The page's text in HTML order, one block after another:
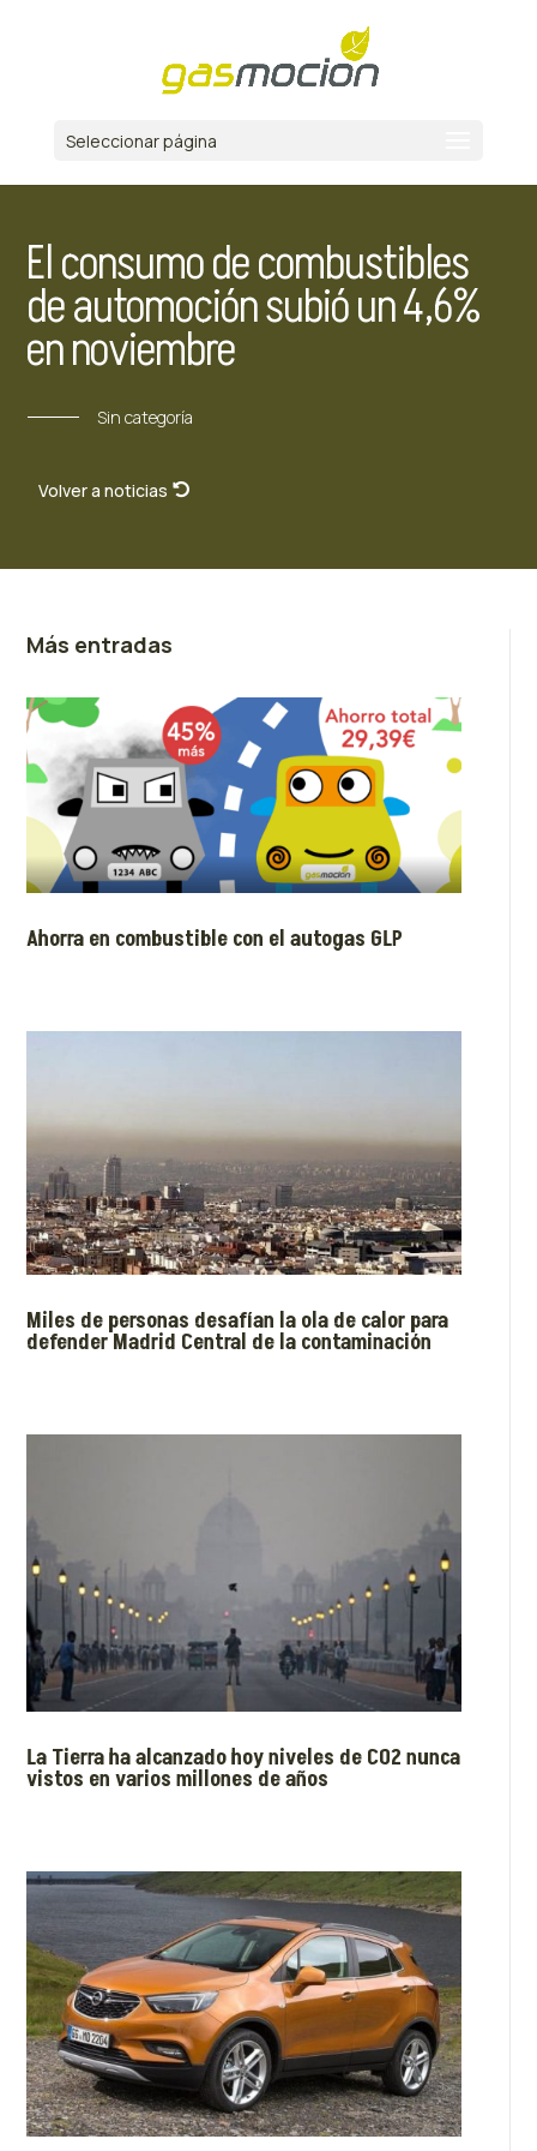
Seleccionar página
El consumo de combustibles
de automoción subió un 4,6%
en noviembre
Sin categoría
Volver a noticias
Más entradas
Ahorra en combustible con el autogas GLP
Miles de personas desafían la ola de calor para
defender Madrid Central de la contaminación
La Tierra ha alcanzado hoy niveles de CO2 nunca
vistos en varios millones de años